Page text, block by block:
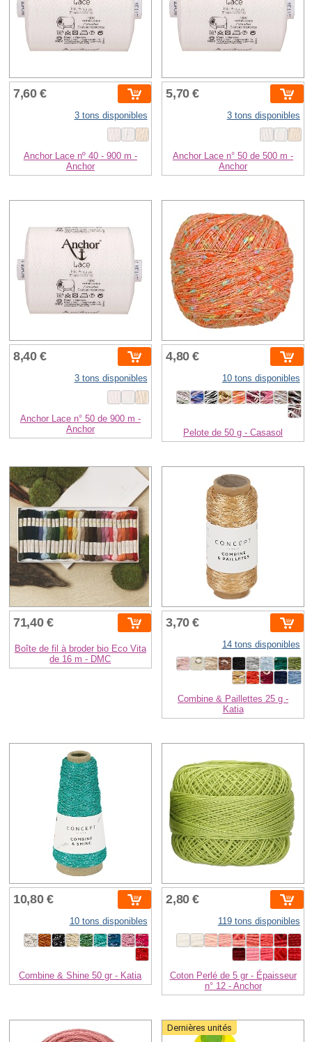
7,60 €
3 tons disponibles
Anchor Lace nº 40 - 900 m -
Anchor
5,70 €
3 tons disponibles
Anchor Lace n° 50 de 500 m -
Anchor
8,40 €
3 tons disponibles
Anchor Lace n° 50 de 900 m -
Anchor
4,80 €
10 tons disponibles
Pelote de 50 g - Casasol
71,40 €
Boîte de fil à broder bio Eco Vita
de 16 m - DMC
3,70 €
14 tons disponibles
Combine & Paillettes 25 g -
Katia
10,80 €
10 tons disponibles
Combine & Shine 50 gr - Katia
2,80 €
119 tons disponibles
Coton Perlé de 5 gr - Épaisseur
n° 12 - Anchor
Dernières unités